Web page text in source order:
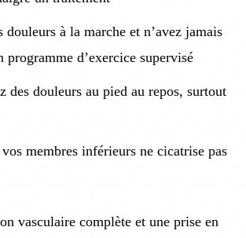
douleurs à la marche et n’avez jamais
programme d’exercice supervisé
des douleurs au pied au repos, surtout
membres inférieurs ne cicatrise pas
vasculaire complète et une prise en